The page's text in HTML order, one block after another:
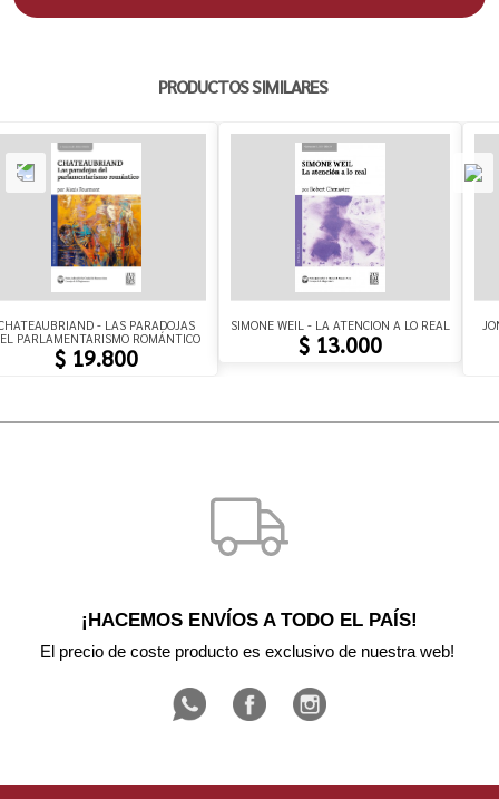
PRODUCTOS SIMILARES
- LAS PARADOJAS
PARLAMENTARISMO ROMÁNTICO
$ 19.800
SIMONE WEIL - LA ATENCION A LO REAL
$ 13.000
¡HACEMOS ENVÍOS A TODO EL PAÍS!
El precio de coste producto es exclusivo de nuestra web!